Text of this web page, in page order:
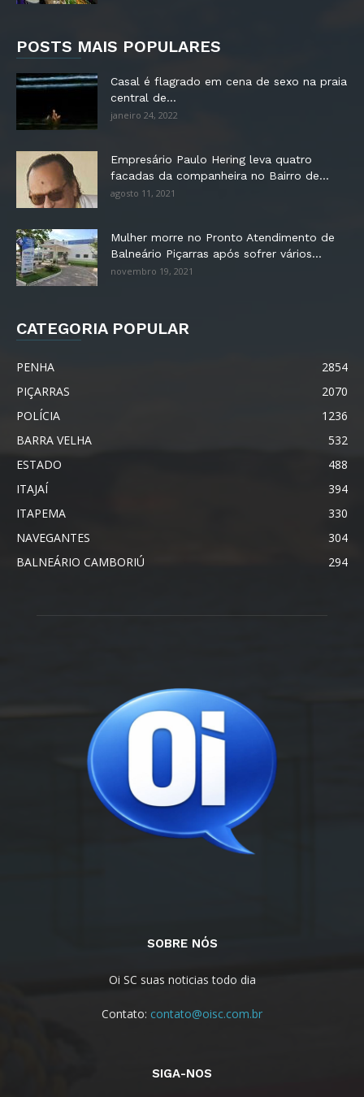
POSTS MAIS POPULARES
Casal é flagrado em cena de sexo na praia
central de...
janeiro 24, 2022
Empresário Paulo Hering leva quatro
facadas da companheira no Bairro de...
agosto 11, 2021
Mulher morre no Pronto Atendimento de
Balneário Piçarras após sofrer vários...
novembro 19, 2021
CATEGORIA POPULAR
PENHA
2854
PIÇARRAS
2070
POLÍCIA
1236
BARRA VELHA
532
ESTADO
488
ITAJAÍ
394
ITAPEMA
330
NAVEGANTES
304
BALNEÁRIO CAMBORIÚ
294
SOBRE NÓS
Oi SC suas noticias todo dia
Contato: contato@oisc.com.br
SIGA-NOS